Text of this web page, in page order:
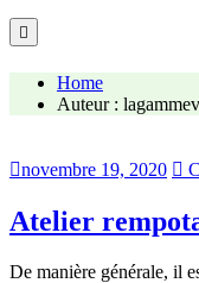
Home
Auteur :
novembre 19, 2020
Atelier
De manière générale, il